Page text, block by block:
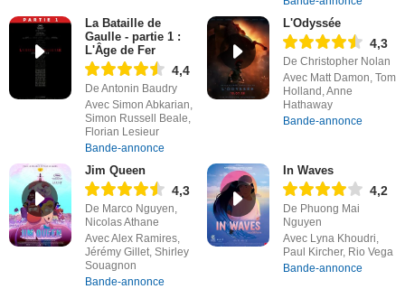
La Bataille de
Gaulle - partie 1 :
L'Âge de Fer
4,4
De Antonin Baudry
Avec Simon Abkarian,
Simon Russell Beale,
Florian Lesieur
Bande-annonce
L'Odyssée
4,3
De Christopher Nolan
Avec Matt Damon, Tom
Holland, Anne
Hathaway
Bande-annonce
Jim Queen
4,3
De Marco Nguyen,
Nicolas Athane
Avec Alex Ramires,
Jérémy Gillet, Shirley
Souagnon
Bande-annonce
In Waves
4,2
De Phuong Mai
Nguyen
Avec Lyna Khoudri,
Paul Kircher, Rio Vega
Bande-annonce